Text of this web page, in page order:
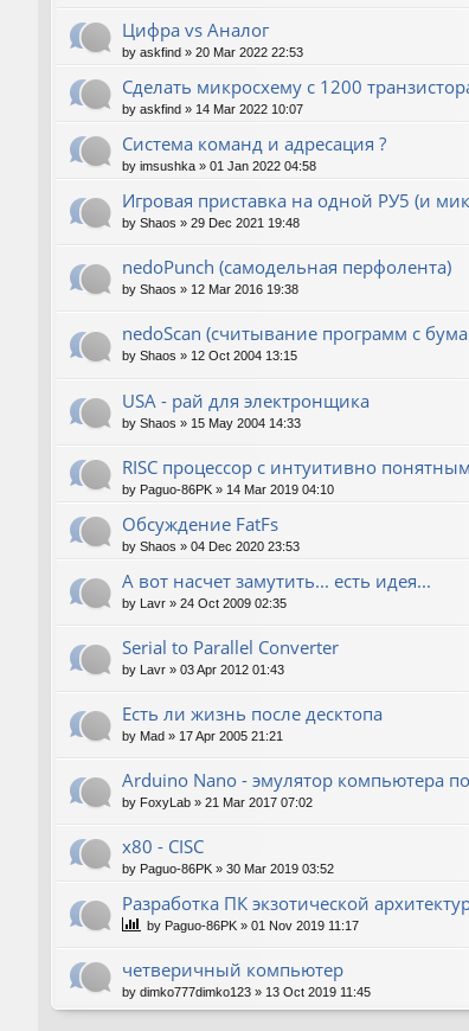
Цифра vs Аналог
by askfind » 20 Mar 2022 22:53
Сделать микросхему с 1200
by askfind » 14 Mar 2022 10:07
Система команд и адресация ?
by imsushka » 01 Jan 2022 04:58
Игровая приставка на одной РУ5 (и
by Shaos » 29 Dec 2021 19:48
nedoPunch (самодельная перфолента)
by Shaos » 12 Mar 2016 19:38
nedoScan (считывание программ с
by Shaos » 12 Oct 2004 13:15
USA - рай для электронщика
by Shaos » 15 May 2004 14:33
RISC процессор с интуитивно
by Paguo-86PK » 14 Mar 2019 04:10
Обсуждение FatFs
by Shaos » 04 Dec 2020 23:53
А вот насчет замутить... есть идея...
by Lavr » 24 Oct 2009 02:35
Serial to Parallel Converter
by Lavr » 03 Apr 2012 01:43
Есть ли жизнь после десктопа
by Mad » 17 Apr 2005 21:21
Arduino Nano - эмулятор компьютера
by FoxyLab » 21 Mar 2017 07:02
x80 - CISC
by Paguo-86PK » 30 Mar 2019 03:52
Разработка ПК экзотической
by Paguo-86PK » 01 Nov 2019 11:17
четверичный компьютер
by dimko777dimko123 » 13 Oct 2019 11:45